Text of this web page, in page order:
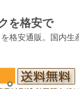
を格安で
格安通販。国内